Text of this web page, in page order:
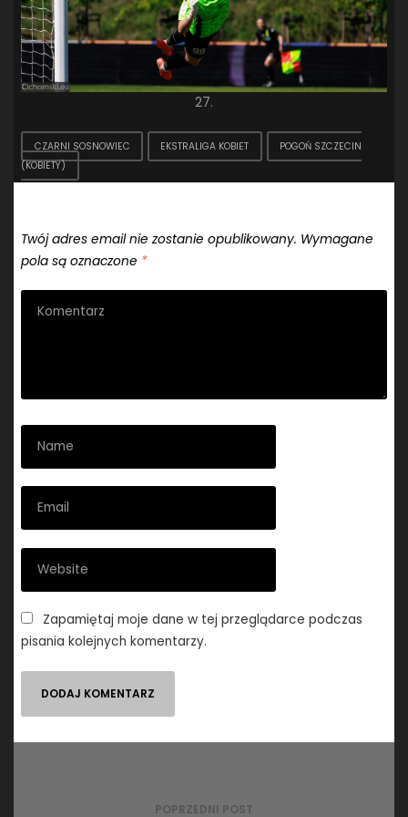
27.
CZARNI SOSNOWIEC EKSTRALIGA KOBIET
POGOŃ SZCZECIN
(KOBIETY)
Twój adres email nie zostanie opublikowany. Wymagane
pola są oznaczone *
Zapamiętaj moje dane w tej przeglądarce podczas
pisania kolejnych komentarzy.
POPRZEDNI POST